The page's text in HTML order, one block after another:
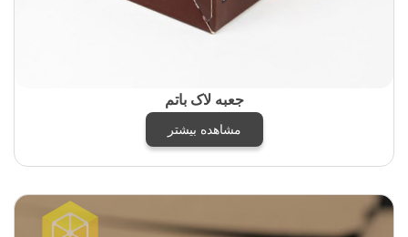
جعبه لاک باتم
مشاهده بیشتر